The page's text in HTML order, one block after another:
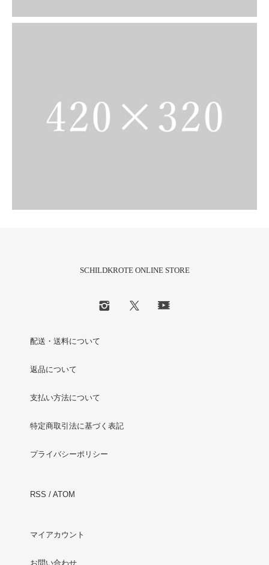
SCHILDKROTE ONLINE STORE
配送・送料について
返品について
支払い方法について
特定商取引法に基づく表記
プライバシーポリシー
RSS / ATOM
マイアカウント
お問い合わせ